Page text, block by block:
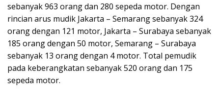
sebanyak 963 orang dan 280 sepeda motor. Dengan
rincian arus mudik Jakarta – Semarang sebanyak 324
orang dengan 121 motor, Jakarta – Surabaya sebanyak
185 orang dengan 50 motor, Semarang – Surabaya
sebanyak 13 orang dengan 4 motor. Total pemudik
pada keberangkatan sebanyak 520 orang dan 175
sepeda motor.